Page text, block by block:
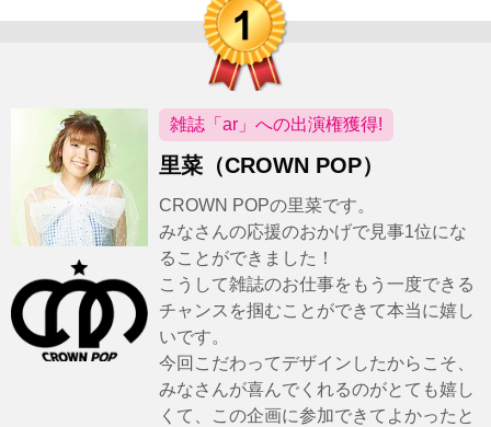
雑誌「ar」への出演権獲得!
里菜（CROWN POP）
CROWN POPの里菜です。
みなさんの応援のおかげで見事1位にな
ることができました！
こうして雑誌のお仕事をもう一度できる
チャンスを掴むことができて本当に嬉し
いです。
今回こだわってデザインしたからこそ、
みなさんが喜んでくれるのがとても嬉し
くて、この企画に参加できてよかったと